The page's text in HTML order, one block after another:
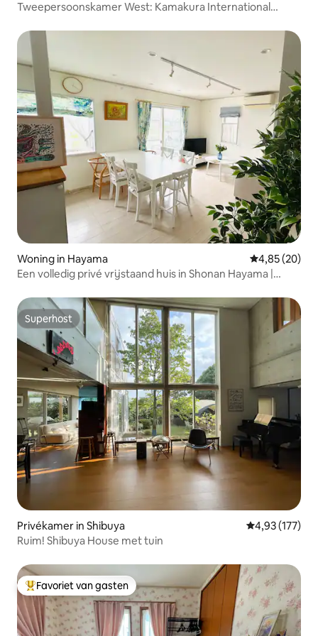
Tweepersoonskamer West: Kamakura International
Woning in Hayama Gemiddelde
4,85 (20)
Een volledig privé vrijstaand huis in Shonan Hayama |
parkeergelegenheid | Geniet van luxe aan zee voor
gezinnen, meidenreizen en werkvakanties
Superhost
Superhost
Privékamer in Shibuya Gemiddelde
4,93 (177)
Ruim! Shibuya House met tuin
Topfavoriet van gasten
Favoriet van gasten